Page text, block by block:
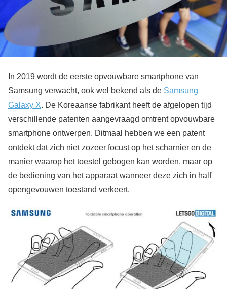
In 2019 wordt de eerste opvouwbare smartphone van
Samsung verwacht, ook wel bekend als de Samsung
Galaxy X. De Koreaanse fabrikant heeft de afgelopen tijd
verschillende patenten aangevraagd omtrent opvouwbare
smartphone ontwerpen. Ditmaal hebben we een patent
ontdekt dat zich niet zozeer focust op het scharnier en de
manier waarop het toestel gebogen kan worden, maar op
de bediening van het apparaat wanneer deze zich in half
opengevouwen toestand verkeert.